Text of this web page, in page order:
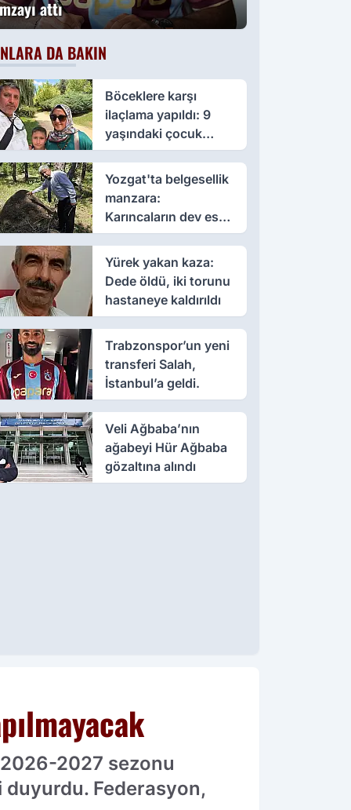
attı
DA BAKIN
Böceklere karşı
ilaçlama yapıldı: 9
yaşındaki çocuk
öldü, annesi yoğun
bakımda
Yozgat'ta belgesellik
manzara:
Karıncaların dev eseri
görenleri büyüledi
Yürek yakan kaza:
Dede öldü, iki torunu
hastaneye kaldırıldı
Trabzonspor’un yeni
transferi Salah,
İstanbul’a geldi.
Veli Ağbaba’nın
ağabeyi Hür Ağbaba
gözaltına alındı
2027 sezonu
Federasyon,